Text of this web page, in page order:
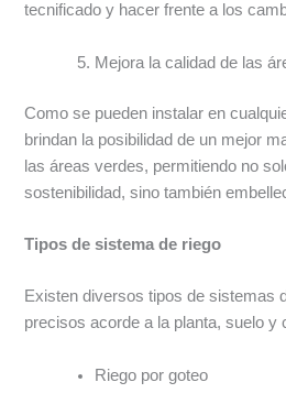
tecnificado y hacer frente a los
Mejora la calidad de las
Como se pueden instalar en
brindan la posibilidad de un mejor
las áreas verdes, permitiendo no
sostenibilidad, sino también
Tipos de sistema de riego
Existen diversos tipos de sistemas
precisos acorde a la planta, suelo y
Riego por goteo